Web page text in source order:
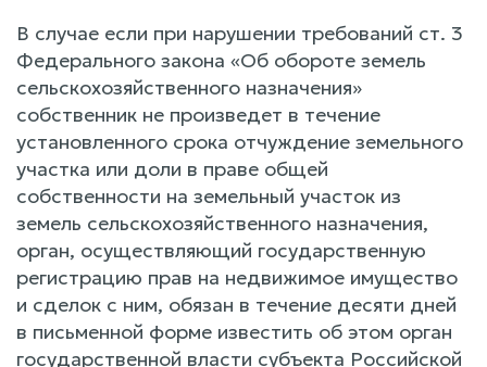
В случае если при нарушении требований ст. 3
Федерального закона «Об обороте земель
сельскохозяйственного назначения»
собственник не произведет в течение
установленного срока отчуждение земельного
участка или доли в праве общей
собственности на земельный участок из
земель сельскохозяйственного назначения,
орган, осуществляющий государственную
регистрацию прав на недвижимое имущество
и сделок с ним, обязан в течение десяти дней
в письменной форме известить об этом орган
государственной власти субъекта Российской